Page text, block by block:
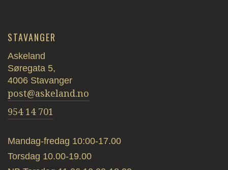
STAVANGER
Askeland
Søregata 5,
4006 Stavanger
post@askeland.no
954 14 701
Mandag-fredag 10:00-17.00
Torsdag 10.00-19.00